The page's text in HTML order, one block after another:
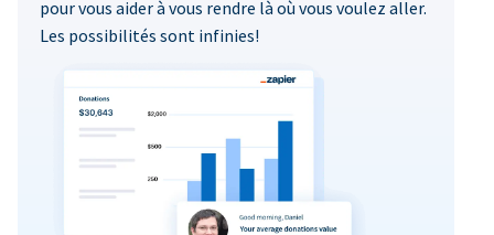
pour vous aider à vous rendre là où vous voulez aller.
Les possibilités sont infinies!